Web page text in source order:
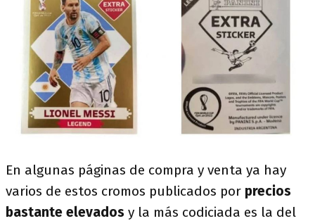
En algunas páginas de compra y venta ya hay
varios de estos cromos publicados por precios
bastante elevados y la más codiciada es la del